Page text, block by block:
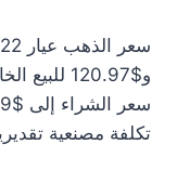
و$120.97
تكلفة مصنعية